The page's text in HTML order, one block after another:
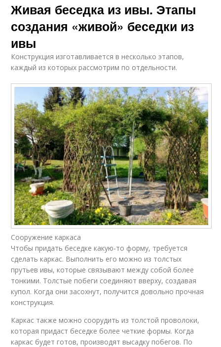
Живая беседка из ивы. Этапы
создания «живой» беседки из
ивы
Конструкция изготавливается в несколько этапов,
каждый из которых рассмотрим по отдельности.
Сооружение каркаса
Чтобы придать беседке какую-то форму, требуется
сделать каркас. Выполнить его можно из толстых
прутьев ивы, которые связывают между собой более
тонкими. Толстые побеги соединяют вверху, создавая
купол. Когда они засохнут, получится довольно прочная
конструкция.
Каркас также можно соорудить из толстой проволоки,
которая придаст беседке более четкие формы. Когда
каркас будет готов, производят высадку побегов. По